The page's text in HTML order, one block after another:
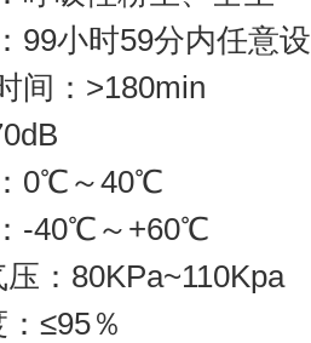
99小时59分内任意
间：>180min
0℃～40℃
-40℃～+60℃
：80KPa~110Kpa
≤95％